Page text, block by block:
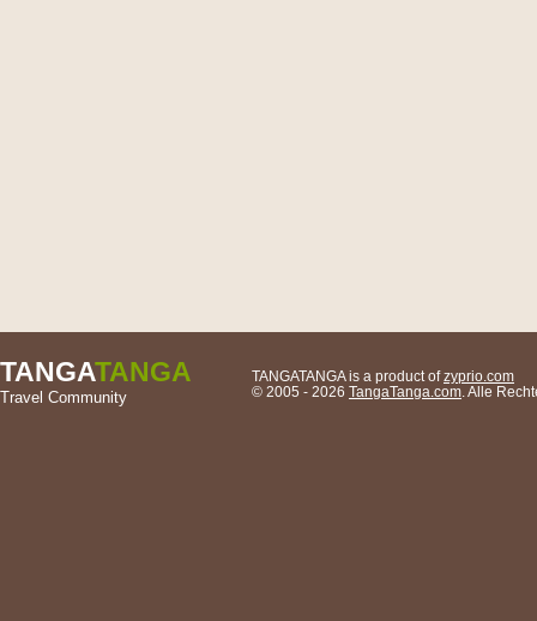
TANGATANGA
Travel Community
TANGATANGA is a product ofzyprio.com
© 2005 - 2026 TangaTanga.com . Alle